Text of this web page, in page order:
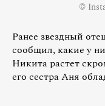
©
Ранее звездный
сообщил, какие у
Никита растет
его сестра Аня